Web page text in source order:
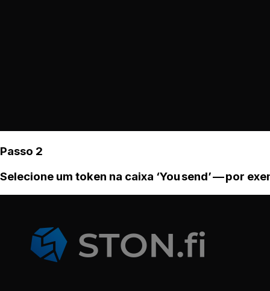
Passo 2
Selecione um token na caixa ‘You send’ — por